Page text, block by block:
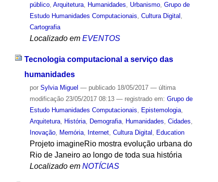
público, Arquitetura, Humanidades Urbanismo, Grupo de
Estudo Humanidades Computacionais Cultura Digital
Cartografia
Localizado em EVENTOS
Tecnologia computacional a serviço das
humanidades
por Sylvia Miguel — publicado18/05/2017 — última
modificação23/05/2017 08:13 — registrado em: Grupo de
Estudo Humanidades Computacionais
Epistemologia,
Arquitetura, História, Demografia, Humanidades Cidades
Inovação, Memória, Internet, Cultura Digital Education
Projeto imagineRio mostra evolução urbana do
Rio de Janeiro ao longo de toda sua história
Localizado em NOTÍCIAS